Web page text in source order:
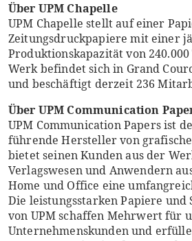
Über UPM Chapelle
UPM Chapelle stellt auf einer
Zeitungsdruckpapiere mit einer
Produktionskapazität von 240.000
Werk befindet sich in Grand
und beschäftigt derzeit 236
Über UPM Communication
UPM Communication Papers ist
führende Hersteller von
bietet seinen Kunden aus der
Verlagswesen und Anwendern
Home und Office eine
Die leistungsstarken Papiere und
von UPM schaffen Mehrwert für
Unternehmenskunden und